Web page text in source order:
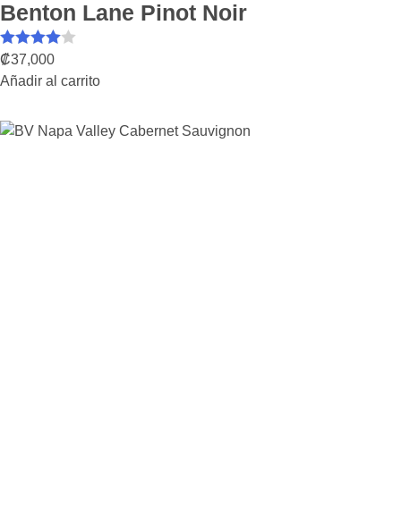
Benton Lane Pinot Noir
Valorado
con4.00
₡37,000
Añadir al carrito